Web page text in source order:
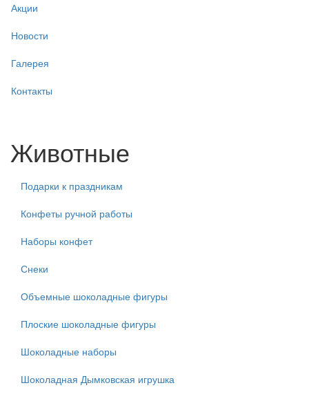
Акции
Новости
Галерея
Контакты
Животные
Подарки к праздникам
Конфеты ручной работы
Наборы конфет
Снеки
Объемные шоколадные фигуры
Плоские шоколадные фигуры
Шоколадные наборы
Шоколадная Дымковская игрушка